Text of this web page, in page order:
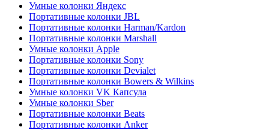
Умные колонки Яндекс
Портативные колонки JBL
Портативные колонки Harman/Kardon
Портативные колонки Marshall
Умные колонки Apple
Портативные колонки Sony
Портативные колонки Devialet
Портативные колонки Bowers & Wilkins
Умные колонки VK Капсула
Умные колонки Sber
Портативные колонки Beats
Портативные колонки Anker